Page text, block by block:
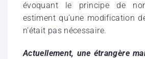
évoquant le principe de
estiment qu’une modification
n’était pas nécessaire.
Actuellement, une étrangère